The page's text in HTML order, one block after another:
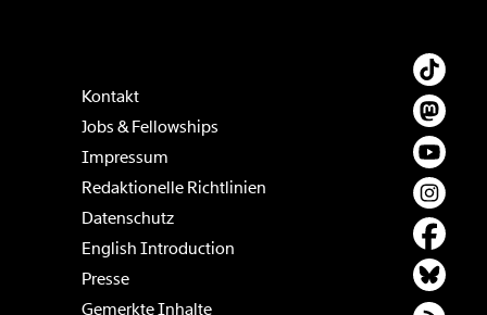
Kontakt
Jobs & Fellowships
Impressum
Redaktionelle Richtlinien
Datenschutz
English Introduction
Presse
Gemerkte Inhalte